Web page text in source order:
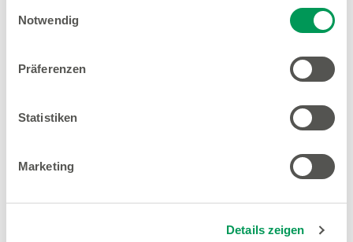
Notwendig
Präferenzen
Statistiken
Marketing
Details zeigen